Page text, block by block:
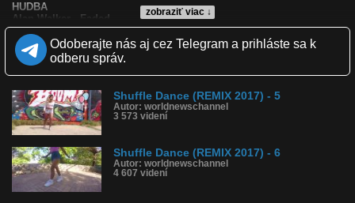
zobraziť viac ↓
HUDBA
Alan Walker - Faded
Kvalita: Full HD HD NQ
LQ
Zverejnené: 5.9.2019 16:09
Komentárov: 1
Dľžka: 3:48
Kategória: hudba
Tagy: shuffle dance, shuffle, dance, alan walker, alan, walker, mix,
remix, tanec, faded, electro, house
História sledovanosti videa:
Odoberajte nás aj cez Telegram a prihláste sa k
odberu správ.
Shuffle Dance (REMIX 2017) - 5
Autor: worldnewschannel
3 573 videní
Shuffle Dance (REMIX 2017) - 6
Autor: worldnewschannel
4 607 videní